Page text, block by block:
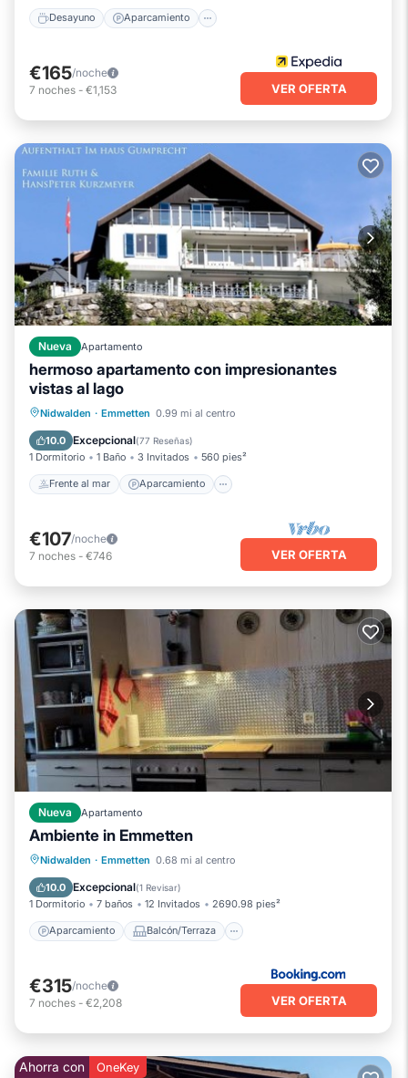
Desayuno Aparcamiento
€165/noche
7 noches - €1,153 VER OFERTA
Nueva Apartamento
hermoso apartamento con impresionantes
vistas al lago
Nidwalden · Emmetten 0.99 mi al centro
10.0 Excepcional(77 Reseñas)
1 Dormitorio 1 Baño 3 Invitados 560 pies²
Frente al mar Aparcamiento
Frente al mar Aparcamiento
Vista al mar
€107/noche
7 noches - €746 VER OFERTA
Nueva Apartamento
Ambiente in Emmetten
Nidwalden · Emmetten 0.68 mi al centro
10.0 Excepcional(1 Revisar)
1 Dormitorio 7 baños 12 Invitados 2690.98 pies²
Aparcamiento Balcón/Terraza
Aparcamiento
Balcón/Terraza
Internet
Se admiten mascotas
€315/noche
7 noches - €2,208 VER OFERTA
Ahorra con OneKey